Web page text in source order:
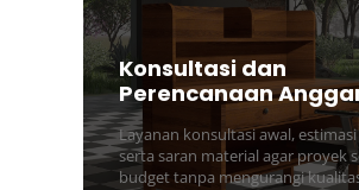
Konsultasi dan
Perencanaan
Layanan konsultasi awal,
serta saran material agar proyek
budget tanpa mengurangi